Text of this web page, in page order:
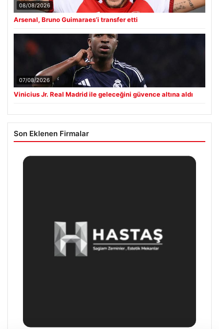
08/08/2026
Arsenal, Bruno Guimaraes’i transfer etti
07/08/2026
Vinicius Jr. Real Madrid ile geleceğini güvence altına aldı
Son Eklenen Firmalar